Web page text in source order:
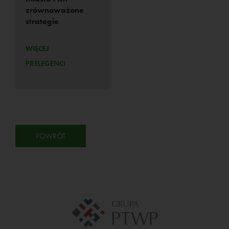
zrównoważone
strategie
WIĘCEJ
PRELEGENCI
POWRÓT